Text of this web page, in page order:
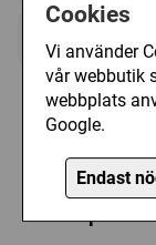
Cookies
Vi använder
vår webbutik
webbplats
Google.
Endast
Speltyp:
Kategori:
management
Tillverkare:
Länkar:
Försälj. rank:
Det är totalt
dessa